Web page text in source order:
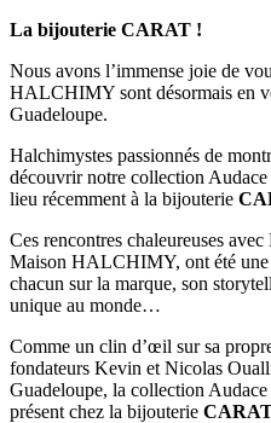
La bijouterie CARAT !
Nous avons l’immense joie de
HALCHIMY sont désormais en
Guadeloupe.
Halchimystes passionnés de
découvrir notre collection Audace
lieu récemment à la bijouterie
Ces rencontres chaleureuses
Maison HALCHIMY, ont été une
chacun sur la marque, son
unique au monde…
Comme un clin d’œil sur sa
fondateurs Kevin et Nicolas
Guadeloupe, la collection
présent chez la bijouterie